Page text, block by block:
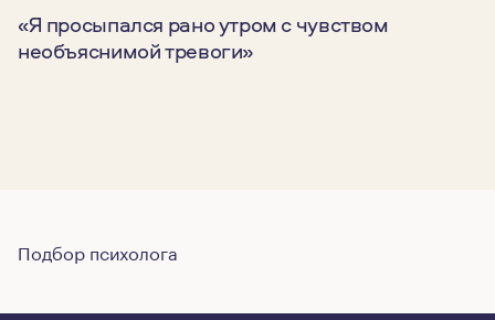
«Я просыпался рано утром с чувством
необъяснимой тревоги»
Подбор психолога